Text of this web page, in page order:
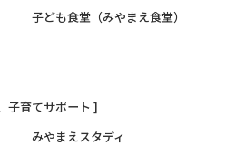
子ども食堂（みやまえ食堂）
子育てサポート ]
みやまえスタディ